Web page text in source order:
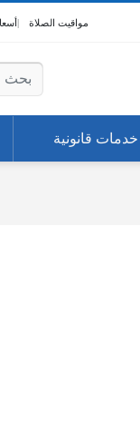
مواقيت الصلاة
البحث عن:
خدمات قانونية